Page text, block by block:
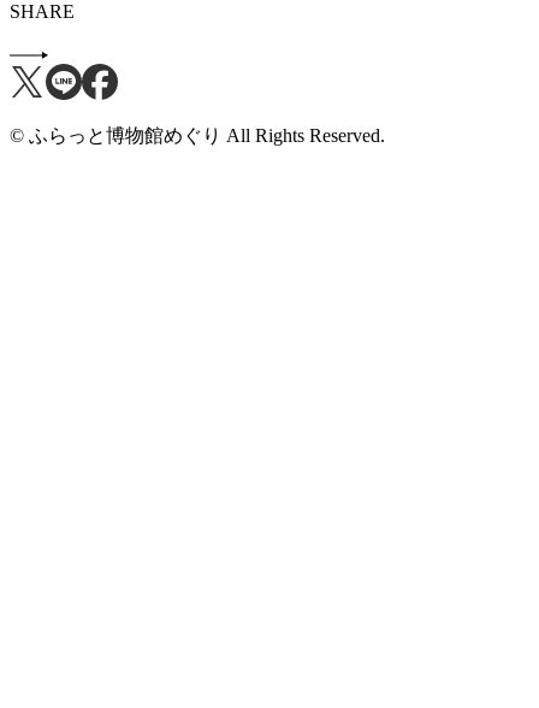
SHARE
© ふらっと博物館めぐり All Rights Reserved.